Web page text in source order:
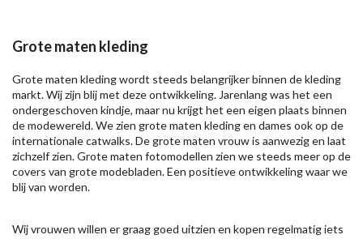
Grote maten kleding
Grote maten kleding wordt steeds belangrijker binnen de kleding
markt. Wij zijn blij met deze ontwikkeling. Jarenlang was het een
ondergeschoven kindje, maar nu krijgt het een eigen plaats binnen
de modewereld. We zien grote maten kleding en dames ook op de
internationale catwalks. De grote maten vrouw is aanwezig en laat
zichzelf zien. Grote maten fotomodellen zien we steeds meer op de
covers van grote modebladen. Een positieve ontwikkeling waar we
blij van worden.
Wij vrouwen willen er graag goed uitzien en kopen regelmatig iets